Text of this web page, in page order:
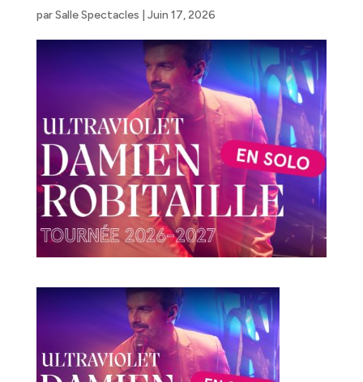
parSalle Spectacles Juin 17, 2026